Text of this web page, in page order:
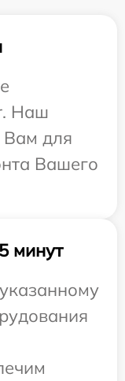
Наш
Вам для
Вашего
минут